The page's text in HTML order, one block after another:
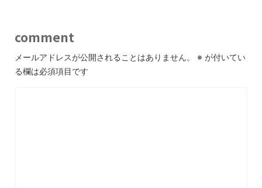
comment
メールアドレスが公開されることはありません。 ※ が付いてい
る欄は必須項目です